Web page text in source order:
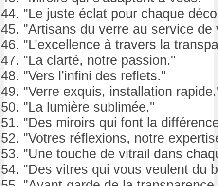
"Le juste éclat pour chaque
"Artisans du verre au service de
"L’excellence à travers la
"La clarté, notre passion."
"Vers l’infini des reflets."
"Verre exquis, installation
"La lumière sublimée."
"Des miroirs qui font la
"Votres réflexions, notre
"Une touche de vitrail dans
"Des vitres qui vous veulent du